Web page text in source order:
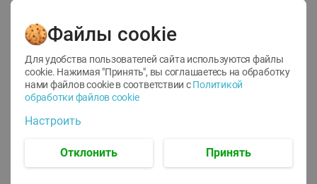
12
1.05 руб./
руб./шт
Корм влаж. для кош. с
ТОФУ Vegetus ТВЕРДЫЙ
Файлы cookie
Для удобства пользователей сайта используются файлы
cookie. Нажимая "Принять", вы соглашаетесь на обработку
нами файлов cookie в соответствии с Политикой
обработки файлов cookie
Настроить
Отклонить Принять